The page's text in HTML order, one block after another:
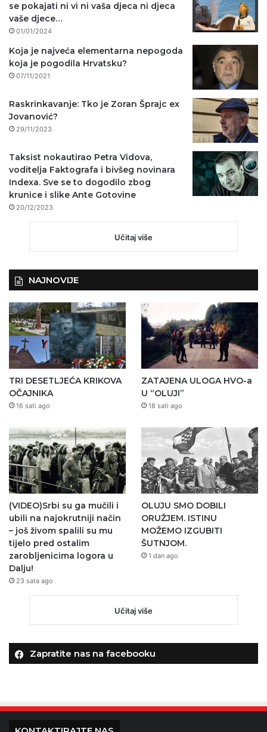
se pokajati ni vi ni vaša djeca ni djeca
vaše djece…
01/01/2024
Koja je najveća elementarna nepogoda
koja je pogodila Hrvatsku?
07/11/2021
Raskrinkavanje: Tko je Zoran Šprajc ex
Jovanović?
29/11/2023
Taksist nokautirao Petra Vidova,
voditelja Faktografa i bivšeg novinara
Indexa. Sve se to dogodilo zbog
krunice i slike Ante Gotovine
20/12/2023
Učitaj više
NAJNOVIJE
TRI DESETLJEĆA KRIKOVA
OČAJNIKA
16 sati ago
ZATAJENA ULOGA HVO-a
U “OLUJI”
18 sati ago
(VIDEO)Srbi su ga mučili i
ubili na najokrutniji način
– još živom spalili su mu
tijelo pred ostalim
zarobljenicima logora u
Dalju!
23 sata ago
OLUJU SMO DOBILI
ORUŽJEM. ISTINU
MOŽEMO IZGUBITI
ŠUTNJOM.
1 dan ago
Učitaj više
Zapratite nas na facebooku